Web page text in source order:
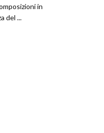
in
del ...